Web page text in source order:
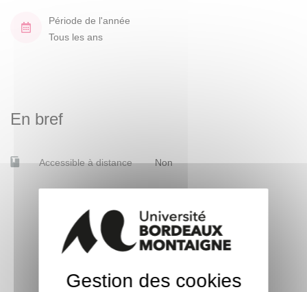
Période de l'année
Tous les ans
En bref
Accessible à distance Non
Gestion des cookies